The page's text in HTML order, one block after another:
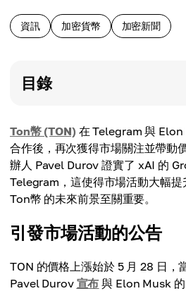
資訊 加密貨幣 加密新聞
目錄
Ton幣 (TON) 在 Telegram 與
合作後，再次獲得市場關注並帶動
辦人 Pavel Durov 證實了 xAI 的
Telegram，這使得市場活動大幅
Ton幣 的未來前景至關重要。
引發市場活動的公告
TON 的價格上漲始於 5 月 28 日，
Pavel Durov 宣布 與 Elon Musk